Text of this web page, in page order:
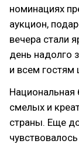
номинациях
аукцион,
вечера стали
день надолго
и всем гостям
Национальная
смелых и
страны. Еще